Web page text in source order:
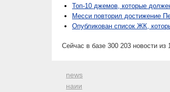
Топ-10 джемов, которые
Месси повторил достижение
Опубликован список ЖК,
Сейчас в базе 300 203 новости из
news
наии